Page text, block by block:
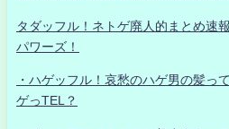
タダッフル！ネトゲ廃人的まとめ速
パワーズ！
・ハゲッフル！哀愁のハゲ男の髪っ
ゲっTEL？